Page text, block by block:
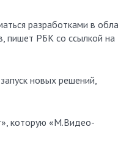
пишет РБК со ссылкой на
новых решений,
которую «М.Видео-